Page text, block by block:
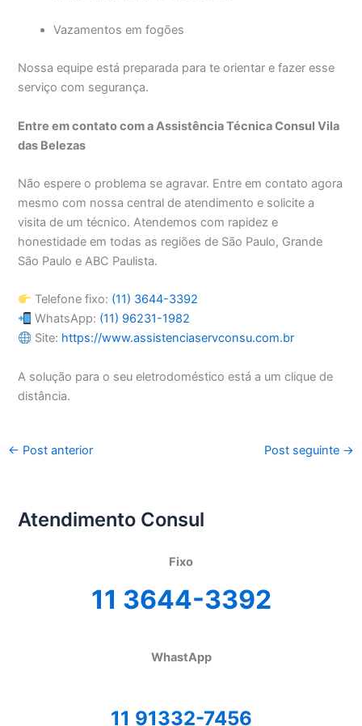
Vazamentos em fogões
Nossa equipe está preparada para te orientar e fazer esse
serviço com segurança.
Entre em contato com a Assistência Técnica Consul Vila
das Belezas
Não espere o problema se agravar. Entre em contato agora
mesmo com nossa central de atendimento e solicite a
visita de um técnico. Atendemos com rapidez e
honestidade em todas as regiões de São Paulo, Grande
São Paulo e ABC Paulista.
Telefone fixo: (11) 3644-3392
WhatsApp: (11) 96231-1982
Site: https://www.assistenciaservconsu.com.br
A solução para o seu eletrodoméstico está a um clique de
distância.
← Post anterior Post seguinte →
Atendimento Consul
Fixo
11 3644-3392
WhastApp
11 91332-7456